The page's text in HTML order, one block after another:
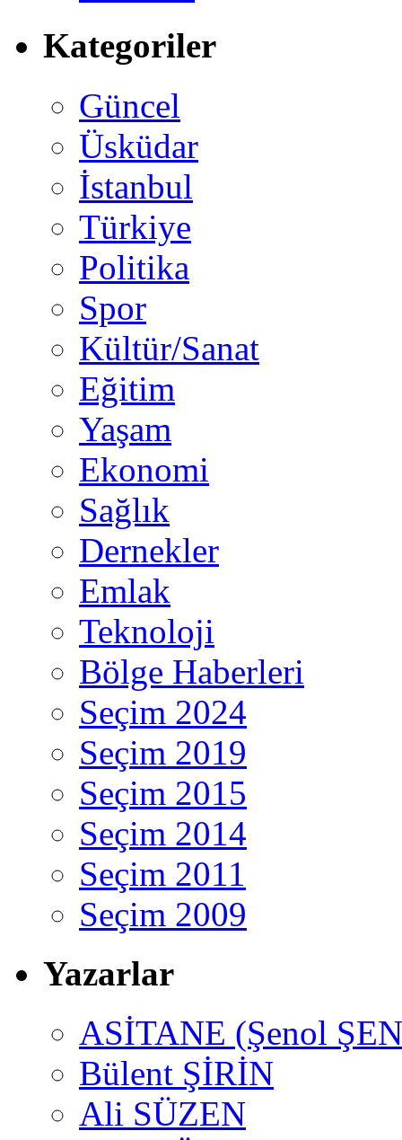
Kategoriler
Güncel
Üsküdar
İstanbul
Türkiye
Politika
Spor
Kültür/Sanat
Eğitim
Yaşam
Ekonomi
Sağlık
Dernekler
Emlak
Teknoloji
Bölge Haberleri
Seçim 2024
Seçim 2019
Seçim 2015
Seçim 2014
Seçim 2011
Seçim 2009
Yazarlar
ASİTANE (Şenol
Bülent ŞİRİN
Ali SÜZEN